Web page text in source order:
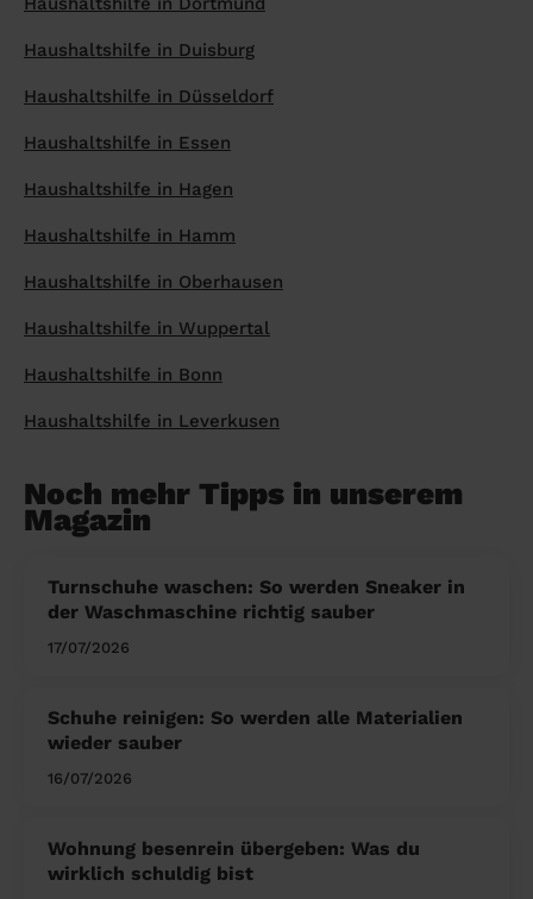
Haushaltshilfe in Duisburg
Haushaltshilfe in Düsseldorf
Haushaltshilfe in Essen
Haushaltshilfe in Hagen
Haushaltshilfe in Hamm
Haushaltshilfe in Oberhausen
Haushaltshilfe in Wuppertal
Haushaltshilfe in Bonn
Haushaltshilfe in Leverkusen
Noch mehr Tipps in unserem
Magazin
Turnschuhe waschen: So werden Sneaker in
der Waschmaschine richtig sauber
17/07/2026
Schuhe reinigen: So werden alle Materialien
wieder sauber
16/07/2026
Wohnung besenrein übergeben: Was du
wirklich schuldig bist